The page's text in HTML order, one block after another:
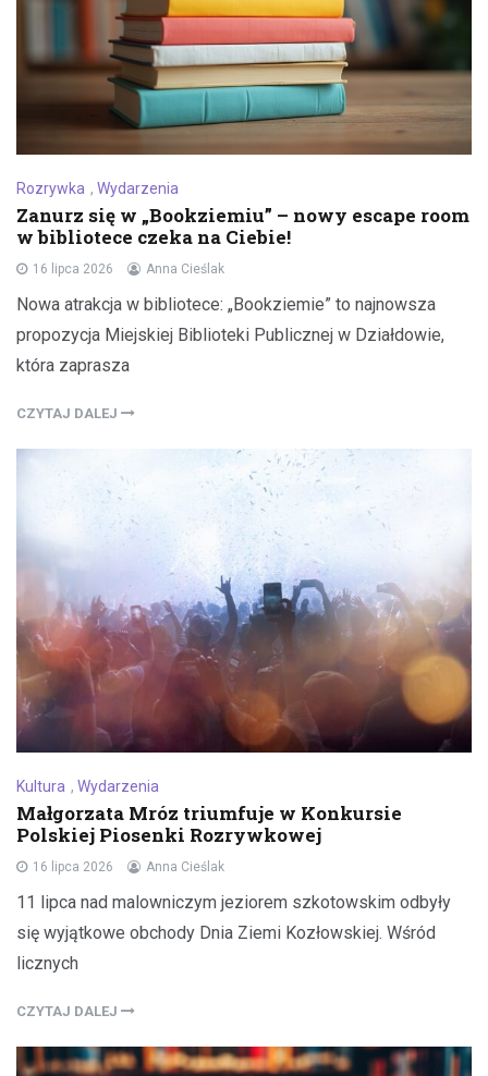
Rozrywka , Wydarzenia
Zanurz się w „Bookziemiu” – nowy escape room
w bibliotece czeka na Ciebie!
16 lipca 2026 Anna Cieślak
Nowa atrakcja w bibliotece: „Bookziemie” to najnowsza
propozycja Miejskiej Biblioteki Publicznej w Działdowie,
która zaprasza
CZYTAJ DALEJ
Kultura , Wydarzenia
Małgorzata Mróz triumfuje w Konkursie
Polskiej Piosenki Rozrywkowej
16 lipca 2026 Anna Cieślak
11 lipca nad malowniczym jeziorem szkotowskim odbyły
się wyjątkowe obchody Dnia Ziemi Kozłowskiej. Wśród
licznych
CZYTAJ DALEJ